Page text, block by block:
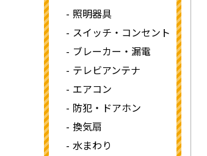
照明器具
スイッチ・コンセント
ブレーカー・漏電
テレビアンテナ
エアコン
防犯・ドアホン
換気扇
水まわり